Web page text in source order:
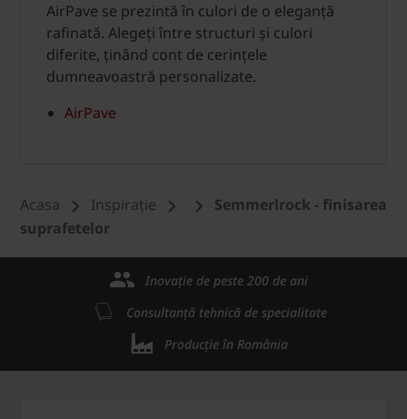
AirPave se prezintă în culori de o eleganță
rafinată. Alegeți între structuri și culori
diferite, ținând cont de cerințele
dumneavoastră personalizate.
AirPave
Acasa Inspirație
Semmerlrock - finisarea
suprafetelor
Inovație de peste 200 de ani
Consultanță tehnică de specialitate
Producție în România